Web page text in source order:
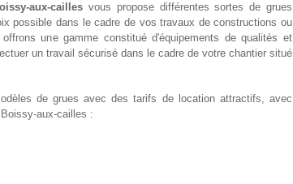
aux-cailles vous propose différentes sortes de grues
possible dans le cadre de vos travaux de constructions ou
une gamme constitué d'équipements de qualités et
un travail sécurisé dans le cadre de votre chantier situé
de grues avec des tarifs de location attractifs, avec
aux-cailles :